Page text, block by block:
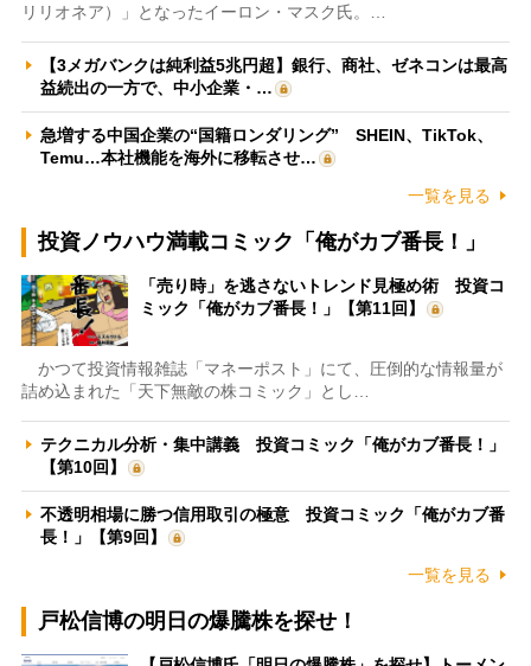
リリオネア）」となったイーロン・マスク氏。…
【3メガバンクは純利益5兆円超】銀行、商社、ゼネコンは最高
益続出の一方で、中小企業・…
急増する中国企業の“国籍ロンダリング” SHEIN、TikTok、
Temu…本社機能を海外に移転させ…
一覧を見る
投資ノウハウ満載コミック「俺がカブ番長！」
「売り時」を逃さないトレンド見極め術 投資コ
ミック「俺がカブ番長！」【第11回】
かつて投資情報雑誌「マネーポスト」にて、圧倒的な情報量が
詰め込まれた「天下無敵の株コミック」とし…
テクニカル分析・集中講義 投資コミック「俺がカブ番長！」
【第10回】
不透明相場に勝つ信用取引の極意 投資コミック「俺がカブ番
長！」【第9回】
一覧を見る
戸松信博の明日の爆騰株を探せ！